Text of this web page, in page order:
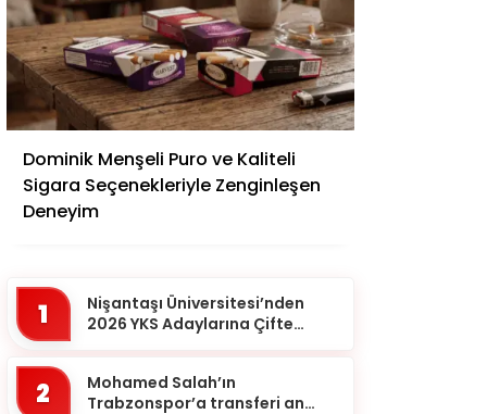
Dominik Menşeli Puro ve Kaliteli
Sigara Seçenekleriyle Zenginleşen
Deneyim
1
Nişantaşı Üniversitesi’nden
2026 YKS Adaylarına Çifte
2
Mohamed Salah’ın
Trabzonspor’a transferi an
Adana
Adıyaman
Afyonkarahisar
Aksaray
Amasya
Antalya